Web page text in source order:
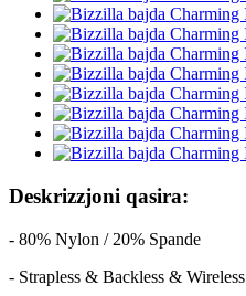
Deskrizzjoni qasira:
- 80% Nylon / 20% Spande
- Strapless & Backless & Wireless